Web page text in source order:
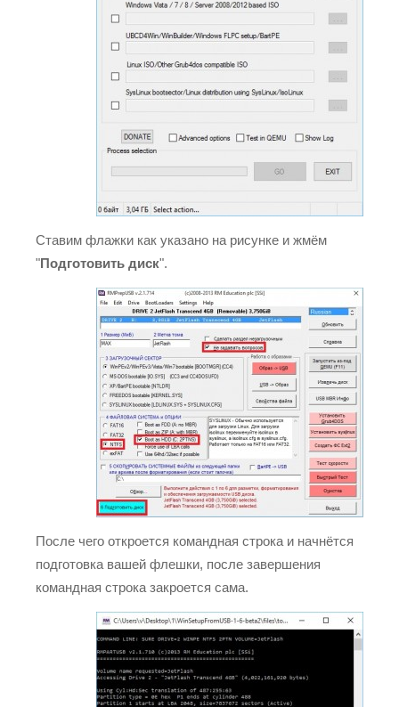
Ставим флажки как указано на рисунке и жмём
"Подготовить диск".
После чего откроется командная строка и начнётся
подготовка вашей флешки, после завершения
командная строка закроется сама.